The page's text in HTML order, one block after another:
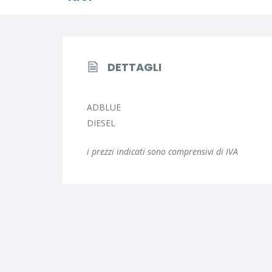
DETTAGLI
ADBLUE
DIESEL
i prezzi indicati sono comprensivi di IVA